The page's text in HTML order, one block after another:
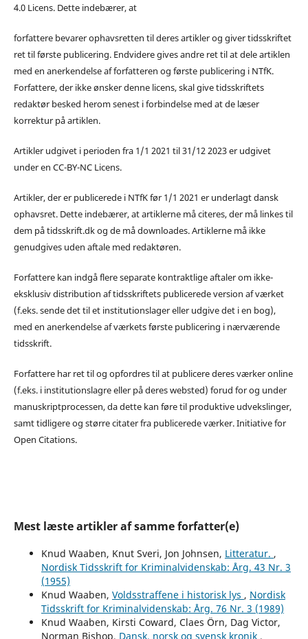
4.0 Licens. Dette indebærer, at
forfattere bevarer ophavsretten til deres artikler og giver tidsskriftet
ret til første publicering. Endvidere gives andre ret til at dele artiklen
med en anerkendelse af forfatteren og første publicering i NTfK.
Forfattere, der ikke ønsker denne licens, skal give tidsskriftets
redaktør besked herom senest i forbindelse med at de læser
korrektur på artiklen.
Artikler udgivet i perioden fra 1/1 2021 til 31/12 2023 er udgivet
under en CC-BY-NC Licens.
Artikler, der er publicerede i NTfK før 1/1 2021 er underlagt dansk
ophavsret. Dette indebærer, at artiklerne må citeres, der må linkes til
dem på tidsskrift.dk og de må downloades. Artiklerne må ikke
genudgives uden aftale med redaktøren.
Forfattere kan indgå flere separate kontraktlige aftaler om ikke-
eksklusiv distribution af tidsskriftets publicerede version af værket
(f.eks. sende det til et institutionslager eller udgive det i en bog),
med en anerkendelse af værkets første publicering i nærværende
tidsskrift.
Forfattere har ret til og opfordres til at publicere deres værker online
(f.eks. i institutionslagre eller på deres websted) forud for og under
manuskriptprocessen, da dette kan føre til produktive udvekslinger,
samt tidligere og større citater fra publicerede værker. Initiative for
Open Citations.
Mest læste artikler af samme forfatter(e)
Knud Waaben, Knut Sveri, Jon Johnsen, Litteratur. ,
Nordisk Tidsskrift for Kriminalvidenskab: Årg. 43 Nr. 3
(1955)
Knud Waaben, Voldsstraffene i historisk lys , Nordisk
Tidsskrift for Kriminalvidenskab: Årg. 76 Nr. 3 (1989)
Knud Waaben, Kirsti Coward, Claes Örn, Dag Victor,
Norman Bishop, Dansk, norsk og svensk kronik ,